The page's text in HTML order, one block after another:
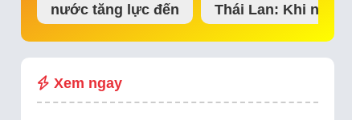
nước tăng lực đến
đế chế thể…
Thái Lan: Khi niềm
tin thị trường bắt…
Xem ngay